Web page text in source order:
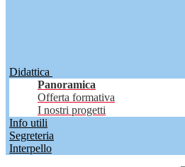
Didattica
Panoramica
Offerta formativa
I nostri progetti
Info utili
Segreteria
Interpello